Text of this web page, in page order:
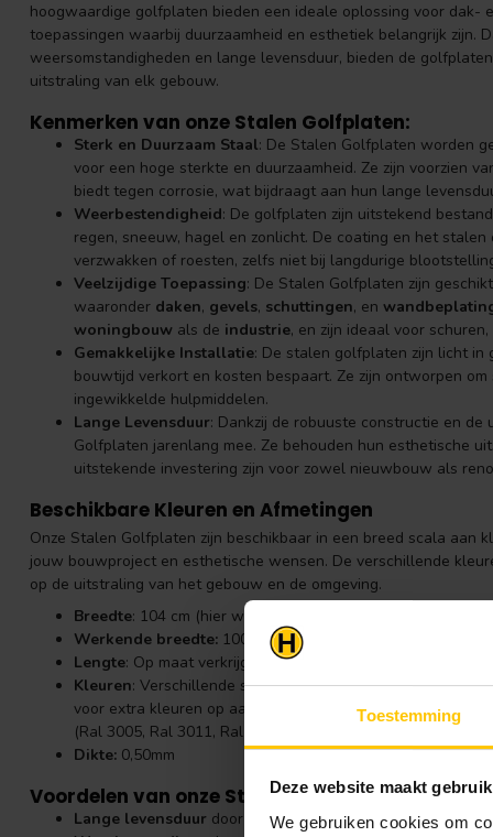
Toestemming
Deze website maakt
We gebruiken cookies om
hoogwaardige golfplaten bieden een ideale oplossing voor dak-
toepassingen waarbij duurzaamheid en esthetiek belangrijk zijn.
weersomstandigheden en lange levensduur, bieden de
uitstraling van elk gebouw.
Kenmerken van onze Stalen Golfplaten:
Sterk en Duurzaam Staal: De Stalen Golfplaten worden
voor een hoge sterkte en duurzaamheid. Ze zijn voorzien
biedt tegen corrosie, wat bijdraagt aan hun lange
Weerbestendigheid: De golfplaten zijn uitstekend
regen, sneeuw, hagel en zonlicht. De coating en het
verzwakken of roesten, zelfs niet bij langdurige
Veelzijdige Toepassing: De Stalen Golfplaten zijn
waaronder daken, gevels, schuttingen, en
woningbouw als de industrie, en zijn ideaal voor
Gemakkelijke Installatie: De stalen golfplaten zijn licht
bouwtijd verkort en kosten bespaart. Ze zijn ontworpen
ingewikkelde hulpmiddelen.
Lange Levensduur: Dankzij de robuuste constructie en
Golfplaten jarenlang mee. Ze behouden hun esthetische
uitstekende investering zijn voor zowel nieuwbouw als
Beschikbare Kleuren en Afmetingen
Onze Stalen Golfplaten zijn beschikbaar in een breed scala aan
jouw bouwproject en esthetische wensen. De verschillende
op de uitstraling van het gebouw en de omgeving.
Breedte: 104 cm (hier wordt de prijs op berekend)
Werkende breedte: 100 cm
Lengte: Op maat verkrijgbaar, afhankelijk van de
Kleuren: Verschillende standaard kleuren zijn
voor extra kleuren op aanvraag.
(Ral 3005, Ral 3011, Ral 6005, Ral 7011, Ral 7024, Ral
Dikte: 0,50mm
Voordelen van onze Stalen Golfplaten:
Lange levensduur door de hoogwaardige coating.